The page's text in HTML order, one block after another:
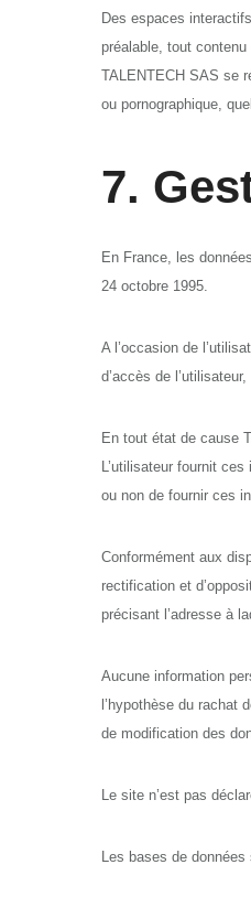
Des espaces
préalable, tout
TALENTECH SAS se
ou pornographique,
7.
En France, les
24 octobre 1995.
A l’occasion de
d’accès de
En tout état de cause
L’utilisateur fournit
ou non de fournir ces
Conformément aux
rectification et
précisant l’adresse à
Aucune information
l’hypothèse du rachat
de modification des
Le site n’est pas
Les bases de